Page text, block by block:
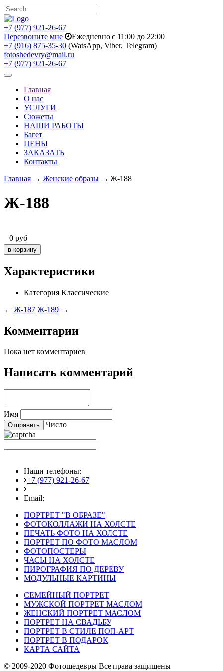
+7 (977) 921-26-67
Перезвоните мне
Ежедневно с 11:00 до 22:00
+7 (916) 875-35-30 (WatsApp, Viber, Telegram)
fotoshedevry@mail.ru
+7 (977) 921-26-67
Toggle
navigationГлавная
О нас
УСЛУГИ
Сюжеты
НАШИ РАБОТЫ
Багет
ЦЕНЫ
ЗАКАЗАТЬ
Контакты
Главная → Женские образы → Ж-188
Ж-188
0 руб
Характеристики
Категория Классические
← Ж-187 Ж-189 →
Комментарии
Пока нет комментариев
Написать комментарий
Имя
Число
Наши телефоны:
+7 (977) 921-26-67
Email:
ПОРТРЕТ "В ОБРАЗЕ"
ФОТОКОЛЛАЖИ НА ХОЛСТЕ
ПЕЧАТЬ ФОТО НА ХОЛСТЕ
ПОРТРЕТ ПО ФОТО МАСЛОМ
ФОТОПОСТЕРЫ
ЧАСЫ НА ХОЛСТЕ
ПИРОГРАФИЯ ПО ДЕРЕВУ
МОДУЛЬНЫЕ КАРТИНЫ
СЕМЕЙНЫЙ ПОРТРЕТ
МУЖСКОЙ ПОРТРЕТ МАСЛОМ
ЖЕНСКИЙ ПОРТРЕТ МАСЛОМ
ПОРТРЕТ НА СВАДЬБУ
ПОРТРЕТ В СТИЛЕ ПОП-АРТ
ПОРТРЕТ В ПОДАРОК
КАРТА САЙТА
© 2009-2020 Фотошедевры Все права защищены